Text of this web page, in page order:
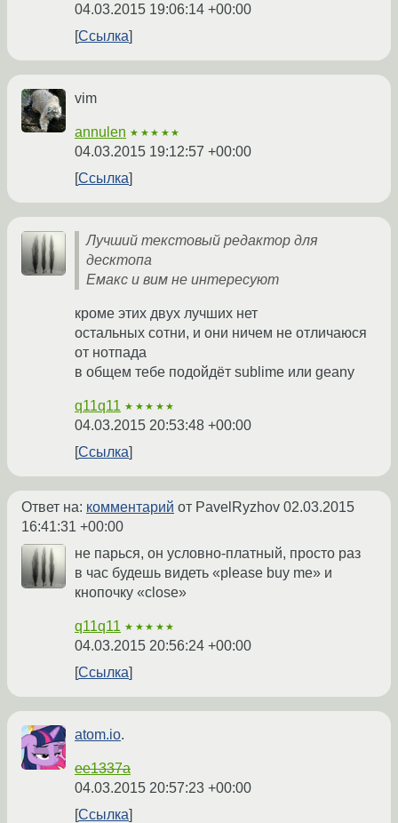
04.03.2015 19:06:14 +00:00
Ссылка
vim
annulen ★★★★★
04.03.2015 19:12:57 +00:00
Ссылка
Лучший текстовый редактор для
десктопа
Емакс и вим не интересуют
кроме этих двух лучших нет
остальных сотни, и они ничем не отличаюся
от нотпада
в общем тебе подойдёт sublime или geany
q11q11 ★★★★★
04.03.2015 20:53:48 +00:00
Ссылка
Ответ на: комментарий от PavelRyzhov 02.03.2015
16:41:31 +00:00
не парься, он условно-платный, просто раз
в час будешь видеть «please buy me» и
кнопочку «close»
q11q11 ★★★★★
04.03.2015 20:56:24 +00:00
Ссылка
atom.io.
ee1337a
04.03.2015 20:57:23 +00:00
Ссылка